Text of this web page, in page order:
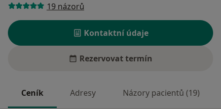
19 názorů
Kontaktní údaje
Rezervovat termín
Ceník Adresy Názory pacientů (19)